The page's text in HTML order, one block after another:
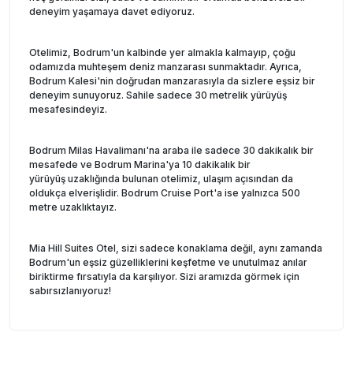
deneyim yaşamaya davet ediyoruz.
Otelimiz, Bodrum'un kalbinde yer almakla kalmayıp, çoğu
odamızda muhteşem deniz manzarası sunmaktadır. Ayrıca,
Bodrum Kalesi'nin doğrudan manzarasıyla da sizlere eşsiz bir
deneyim sunuyoruz. Sahile sadece 30 metrelik yürüyüş
mesafesindeyiz.
Bodrum Milas Havalimanı'na araba ile sadece 30 dakikalık bir
mesafede ve Bodrum Marina'ya 10 dakikalık bir
yürüyüş uzaklığında bulunan otelimiz, ulaşım açısından da
oldukça elverişlidir. Bodrum Cruise Port'a ise yalnızca 500
metre uzaklıktayız.
Mia Hill Suites Otel, sizi sadece konaklama değil, aynı zamanda
Bodrum'un eşsiz güzelliklerini keşfetme ve unutulmaz anılar
biriktirme fırsatıyla da karşılıyor. Sizi aramızda görmek için
sabırsızlanıyoruz!